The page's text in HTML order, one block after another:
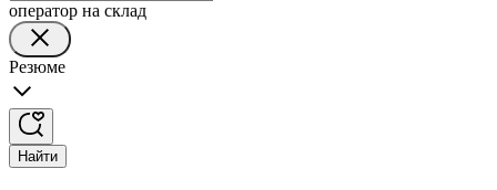
оператор на склад
Резюме
Найти